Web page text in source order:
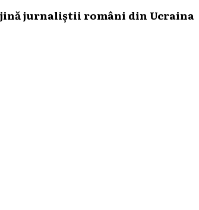
jurnaliștii români din Ucraina